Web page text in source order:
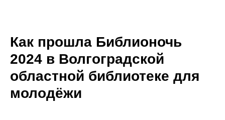
Как прошла Библионочь
2024 в Волгоградской
областной библиотеке для
молодёжи